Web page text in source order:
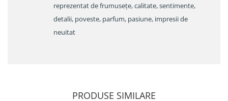
reprezentat de frumusețe, calitate, sentimente,
detalii, poveste, parfum, pasiune, impresii de
neuitat
PRODUSE SIMILARE